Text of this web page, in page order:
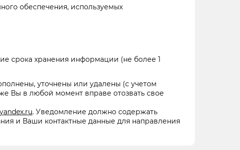
обеспечения, используемых
срока хранения информации (не более 1
уточнены или удалены (с учетом
Вы в любой момент вправе отозвать свое
. Уведомление должно содержать
и Ваши контактные данные для направления